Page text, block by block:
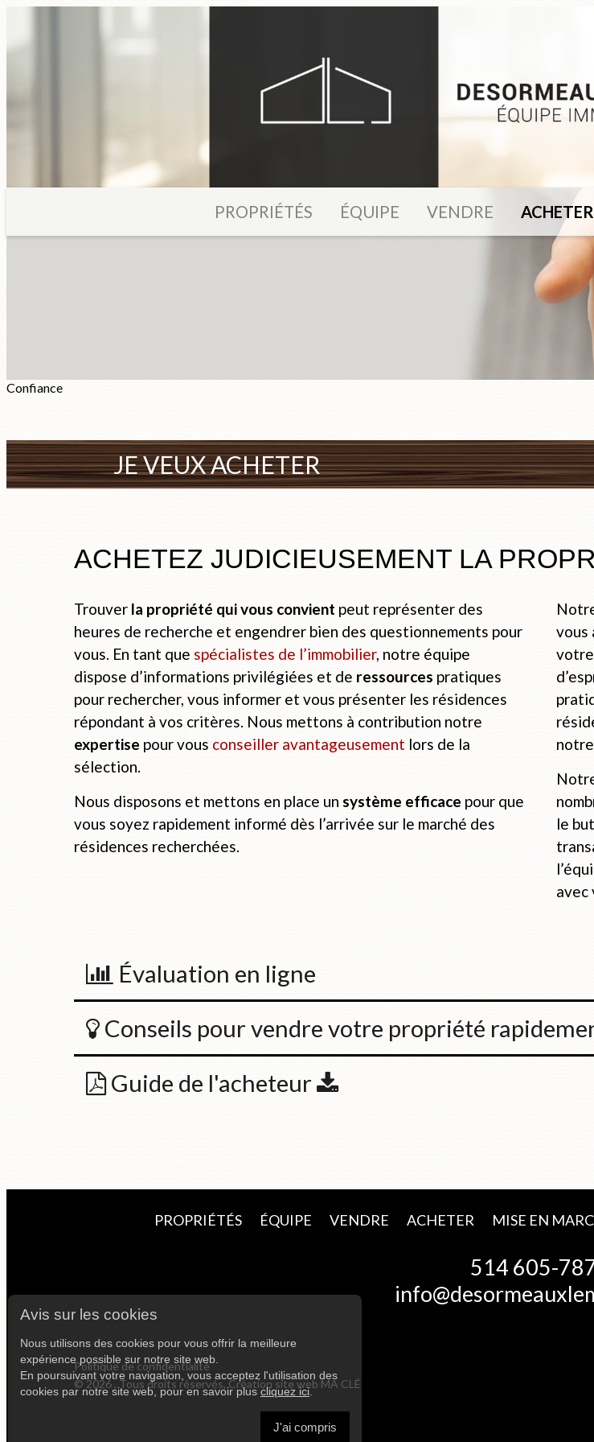
PROPRIÉTÉS ÉQUIPE VENDRE ACHETER
Confiance
JE VEUX ACHETER
ACHETEZ JUDICIEUSEMENT LA
Trouver la propriété qui vous convient peut représenter des
heures de recherche et engendrer bien des questionnements pour
vous. En tant que spécialistes de l’immobilier, notre équipe
dispose d’informations privilégiées et de ressources pratiques
pour rechercher, vous informer et vous présenter les résidences
répondant à vos critères. Nous mettons à contribution notre
expertise pour vous conseiller avantageusement lors de la
sélection.
Nous disposons et mettons en place un système efficace pour que
vous soyez rapidement informé dès l’arrivée sur le marché des
résidences recherchées.
vous
notre
le
avec
Évaluation en ligne
Conseils pour vendre votre propriété
Guide de l'acheteur
PROPRIÉTÉS ÉQUIPE VENDRE ACHETER MISE EN
514 605-
Politique de confidentialité
© 2026 , Tous droits réservés, Création site webMA CLÉ
Avis sur les cookies
Nous utilisons des cookies pour vous offrir la meilleure
expérience possible sur notre site web.
En poursuivant votre navigation, vous acceptez l'utilisation des
cookies par notre site web, pour en savoir pluscliquez ici.
J'ai compris